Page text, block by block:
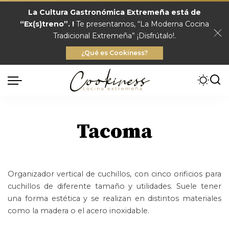
La Cultura Gastronómica Extremeña está de
“Ex(s)treno”. ! Te presentamos, “La Moderna Cocina
Tradicional Extremeña” ¡Disfrútalo!.
¿Qué es Cookiness?
Tacoma
Organizador vertical de cuchillos, con cinco orificios para
cuchillos de diferente tamaño y utilidades. Suele tener
una forma estética y se realizan en distintos materiales
como la madera o el acero inoxidable.